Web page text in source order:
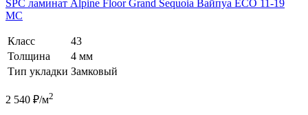
SPC ламинат Alpine Floor Grand Sequoia Вайпуа ECO 11-19
MC
Класс
43
Толщина
4 мм
Тип укладки Замковый
2 540 ₽/м2